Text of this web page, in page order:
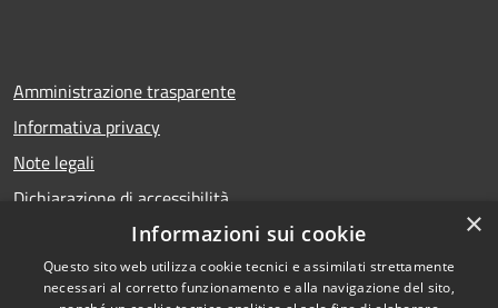
Amministrazione trasparente
Informativa privacy
Note legali
Dichiarazione di accessibilità
RSS Copyright © 2026 • Comune di
×
Informazioni sui cookie
Questo sito web utilizza cookie tecnici e assimilati strettamente
necessari al corretto funzionamento e alla navigazione del sito,